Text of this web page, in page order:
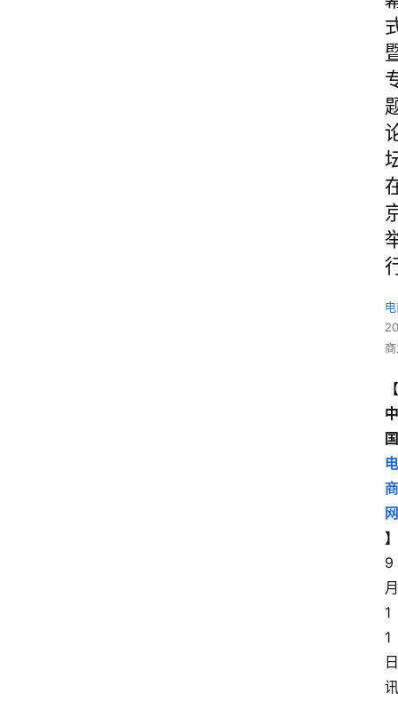
【
中
国
电
商
网
】
9
月
1
1
日
讯